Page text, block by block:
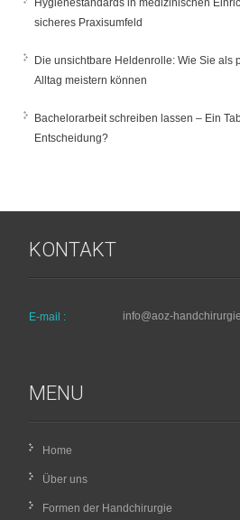
Hygienestandards in medizinischen
sicheres Praxisumfeld
Die unsichtbare Heldenrolle: Wie Sie als
Alltag meistern können
Bachelorarbeit schreiben lassen – Ein
Entscheidung?
KONTAKT
E-mail : info@aoz-
MENU
Home
Über uns
Formen der Handchirurgie